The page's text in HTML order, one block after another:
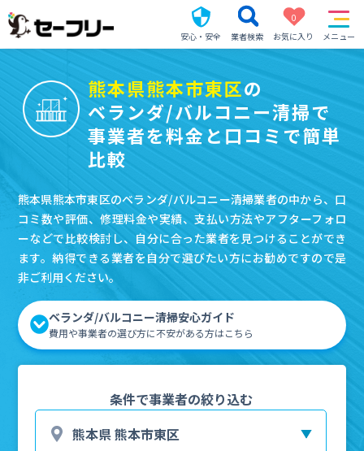
安心・安全 業者検索
0
お気に入り
メニュー
熊本県熊本市東区の
ベランダ/バルコニー清掃で
事業者を料金と口コミで簡単
比較
熊本県熊本市東区のベランダ/バルコニー清掃業者の中から、口
コミ数や評価、修理料金や実績、支払い方法やアフターフォロ
ーなどで比較検討し、自分に合った業者を見つけることができ
ます。納得できる業者を自分で選びたい方にお勧めですので是
非ご利用ください。
ベランダ/バルコニー清掃安心ガイド
費用や事業者の選び方に不安がある方はこちら
条件で事業者の絞り込む